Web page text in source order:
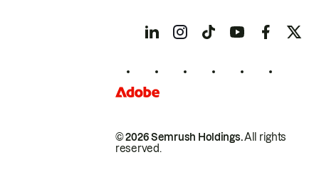
© 2026 Semrush Holdings.All rights
reserved.